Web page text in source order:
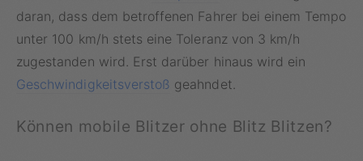
daran, dass dem betroffenen Fahrer bei einem Tempo
unter 100 km/h stets eine Toleranz von 3 km/h
zugestanden wird. Erst darüber hinaus wird ein
Geschwindigkeitsverstoß geahndet.
Können mobile Blitzer ohne Blitz Blitzen?